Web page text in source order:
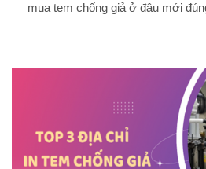
mua tem chống giả ở đâu mới